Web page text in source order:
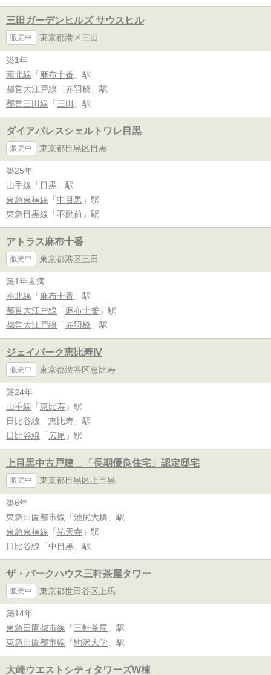
三田ガーデンヒルズ サウスヒル
販売中 東京都港区三田
築1年
南北線 「 麻布十番 」駅
都営大江戸線 「 赤羽橋 」駅
都営三田線 「 三田 」駅
ダイアパレスシェルトワレ目黒
販売中 東京都目黒区目黒
築25年
山手線 「 目黒 」駅
東急東横線 「 中目黒 」駅
東急目黒線 「 不動前 」駅
アトラス麻布十番
販売中 東京都港区三田
築1年未満
南北線 「 麻布十番 」駅
都営大江戸線 「 麻布十番 」駅
都営大江戸線 「 赤羽橋 」駅
ジェイパーク恵比寿IV
販売中 東京都渋谷区恵比寿
築24年
山手線 「 恵比寿 」駅
日比谷線 「 恵比寿 」駅
日比谷線 「 広尾 」駅
上目黒中古戸建＿「長期優良住宅」認定邸宅
販売中 東京都目黒区上目黒
築6年
東急田園都市線 「 池尻大橋 」駅
東急東横線 「 祐天寺 」駅
日比谷線 「 中目黒 」駅
ザ・パークハウス三軒茶屋タワー
販売中 東京都世田谷区上馬
築14年
東急田園都市線 「 三軒茶屋 」駅
東急田園都市線 「 駒沢大学 」駅
大崎ウエストシティタワーズW棟